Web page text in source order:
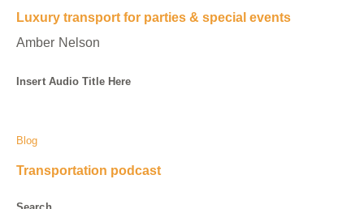
Luxury transport for parties & special events
Amber Nelson
Insert Audio Title Here
Blog
Transportation podcast